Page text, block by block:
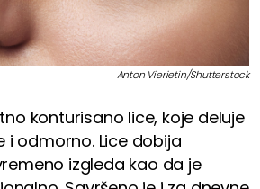
Anton Vierietin/Shutterstock
konturisano lice, koje deluje
i odmorno. Lice dobija
izgleda kao da je